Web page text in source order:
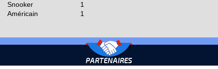
Snooker
1
Américain
1
PARTENAIRES